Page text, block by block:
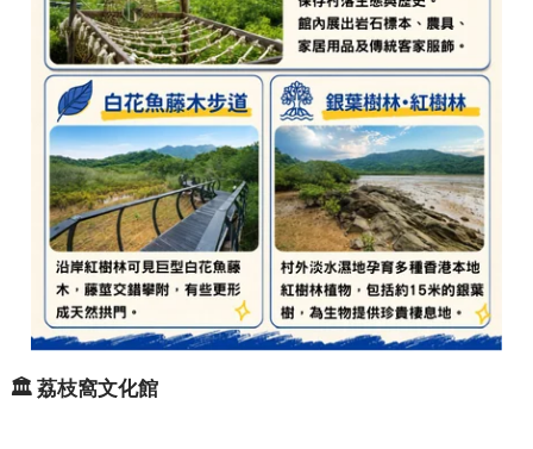
🏛️ 荔枝窩文化館